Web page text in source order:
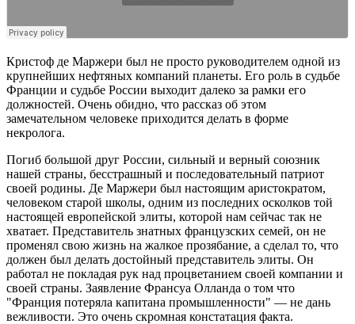
Кристоф де Маржери был не просто руководителем одной из
крупнейших нефтяных компаний планеты. Его роль в судьбе
Франции и судьбе России выходит далеко за рамки его
должностей. Очень обидно, что рассказ об этом
замечательном человеке приходится делать в форме
некролога.
Погиб большой друг России, сильный и верный союзник
нашей страны, бесстрашный и последовательный патриот
своей родины. Де Маржери был настоящим аристократом,
человеком старой школы, одним из последних осколков той
настоящей европейской элиты, которой нам сейчас так не
хватает. Представитель знатных французских семей, он не
променял свою жизнь на жалкое прозябание, а сделал то, что
должен был делать достойный представитель элиты. Он
работал не покладая рук над процветанием своей компании и
своей страны. Заявление Франсуа Олланда о том что
"Франция потеряла капитана промышленности" — не дань
вежливости. Это очень скромная констатация факта.